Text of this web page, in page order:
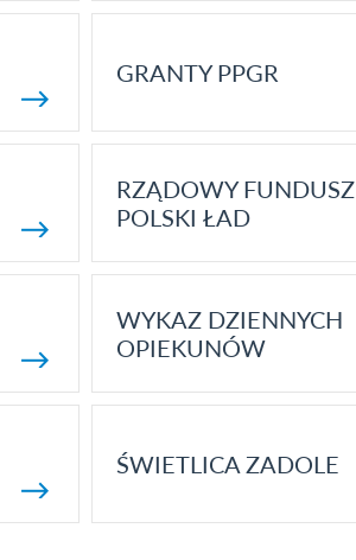
GRANTY PPGR
RZĄDOWY FUNDUSZ
POLSKI ŁAD
WYKAZ DZIENNYCH
OPIEKUNÓW
ŚWIETLICA ZADOLE